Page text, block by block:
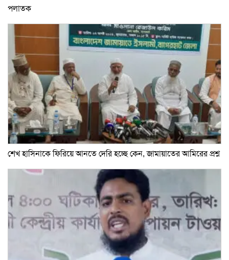
পলাতক
শেখ হাসিনাকে ফিরিয়ে আনতে দেরি হচ্ছে কেন, জামায়াতের আমিরের প্রশ্ন